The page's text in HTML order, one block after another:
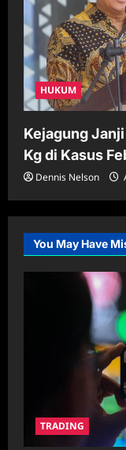
HUKUM
Kejagung
Kg di Kasus
Dennis Nelson
You May Have
TRADING